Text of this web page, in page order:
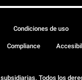
Todos los
Condiciones de uso
Compliance